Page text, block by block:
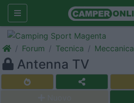
Forum Tecnica Meccanica
Antenna TV